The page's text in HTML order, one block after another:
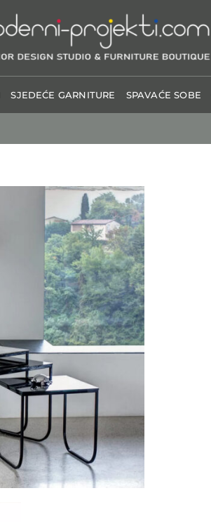
SJEDEĆE GARNITURE SPAVAĆE SOBE